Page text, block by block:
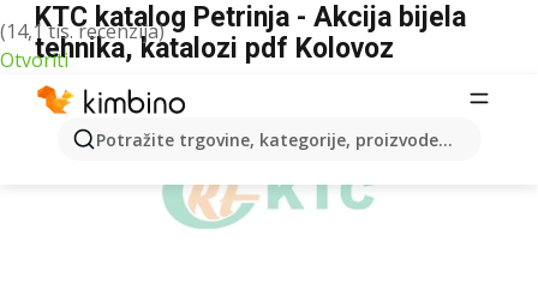
(14,1 tis. recenzija)
Otvoriti
Potražite trgovine, kategorije, proizvode...
KTC katalog Petrinja - Akcija bijela
tehnika, katalozi pdf Kolovoz